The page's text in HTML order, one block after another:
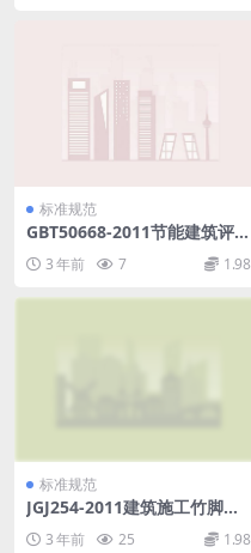
标准规范
GBT50668-2011节能建筑评价
3 年前 7 1.98
标准规范
JGJ254-2011建筑施工竹脚手
3 年前 25 1.98